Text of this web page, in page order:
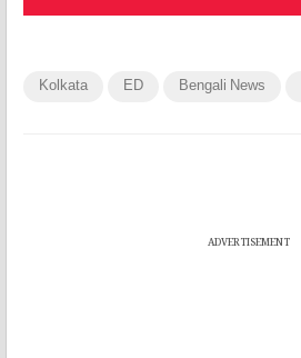
Kolkata ED Bengali News
ADVERTISEMENT